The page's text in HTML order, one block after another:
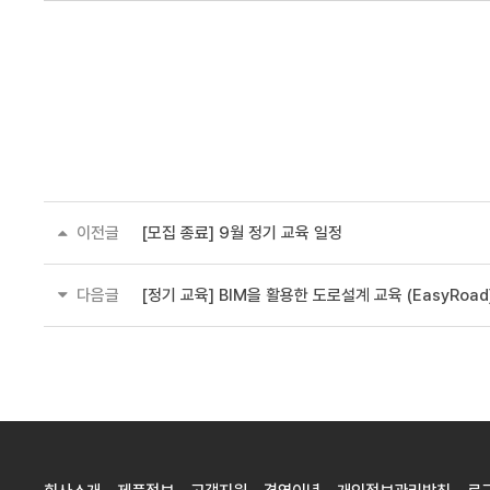
이전글 [모집 종료] 9월 정기 교육 일정
다음글 [정기 교육] BIM을 활용한 도로설계 교육